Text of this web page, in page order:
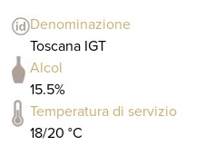
Denominazione
Toscana IGT
Alcol
15.5%
Temperatura di servizio
18/20 °C